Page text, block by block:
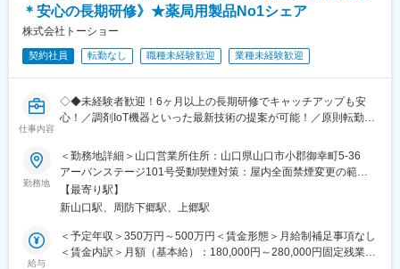
【ポジションの魅力】
・長期間の研修を用意しているため職種未経験＆技術的な知識が
全く無い方でも立ち上りが可能となっております。
・業界トップクラスの調剤システムやIoT製品を扱っており、業務
を通して最新の技術に触れることが可能です。
・正社員登用は前提の採用です。就業態度に問題がなければ原則
登用となり、業界トップクラスシェアを誇る優良企業の正社員と
して安定就業が可能です。（登用率98%、試験ノルマなし）
【同社の魅力】
◆医療業界に貢献：
最新のIoT技術に注力しており、これまで人の手でアナログに行わ
れていた薬剤管理を、全自動で管理、調整、計測、分包まで対応
ない医療現場の安心安全や、医療従事者の負担軽減に大きく貢献
しています。
＊安心の長期研修》★薬局用製品No1シェア
株式会社トーショー
契約社員 転勤なし 職種未経験歓迎 業種未経験歓迎
仕事内容
◇◆未経験者歓迎！6ヶ月以上の長期研修でキャッチアップも安
心！／調剤IoT機器といった最新技術の提案が可能！／原則転勤は
仕事◆◇
【はじめに】
既存のお客様である調剤薬局やドラッグストアに対して、主力製
品である全自動調剤分包機などの調剤IoT機器を販売いただく職種
となります。
IoT製品の販売スキルの市場価値は上昇の一途を辿っており、同社
勤務地
＜勤務地詳細＞山口営業所住所：山口県山口市小郡御幸町5-36
アーバンステージ101号受動喫煙対策：屋内全面禁煙変更の範
囲：会社の定める事業所（リモートワーク含む）
【最寄り駅】
新山口駅、周防下郷駅、上郷駅
給与
＜予定年収＞350万円～500万円＜賃金形態＞月給制補足事項なし
＜賃金内訳＞月額（基本給）：180,000円～280,000円固定残業手